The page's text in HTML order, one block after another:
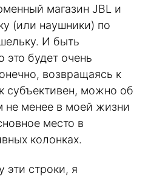
магазин JBL и
(или наушники) по
И быть
это будет очень
возвращаясь к
субъективен, можно об
не менее в моей жизни
место в
колонках.
эти строки, я